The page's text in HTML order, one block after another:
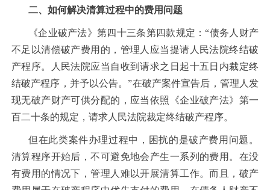
二、如何解决清算过程中的费用问题
《企业破产法》第四十三条第四款规定：“债务人财产
不足以清偿破产费用的，管理人应当提请人民法院终结破
产程序。人民法院应当自收到请求之日起十五日内裁定终
结破产程序，并予以公告。”在破产案件宣告后，管理人发
现无破产财产可供分配的，应当依照《企业破产法》第一
百二十条的规定，请求人民法院裁定终结破产程序。
但在此类案件办理过程中，困扰的是破产费用问题。
清算程序开始后，不可避免地会产生一系列的费用。在没
有费用的情况下，管理人难以开展清算工作。而且，破产